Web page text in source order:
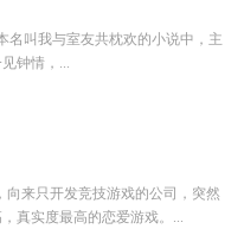
名叫我与室友共枕欢的小说中，主
钟情，...
向来只开发竞技游戏的公司，突然
真实度最高的恋爱游戏。...